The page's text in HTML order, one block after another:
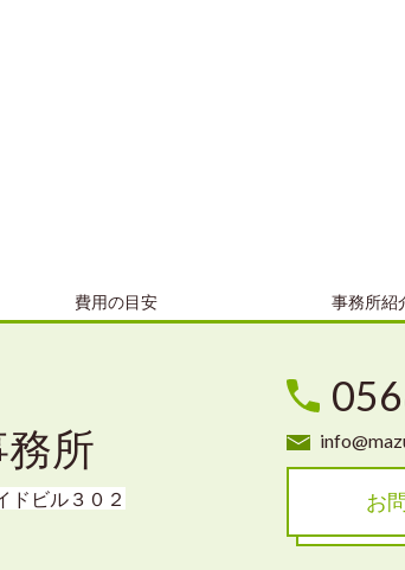
費用の目安 事務所紹
所
ビル３０２ お